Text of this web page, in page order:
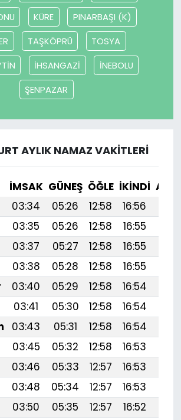
KÜRE
PINARBAŞI (K)
TAŞKÖPRÜ
TOSYA
İHSANGAZİ
İNEBOLU
ŞENPAZAR
AYLIK NAMAZ VAKITLERI
İMSAK GÜNEŞ ÖĞLE İKINDI
03:34 05:26 12:58 16:56
03:35 05:26 12:58 16:55
03:37 05:27 12:58 16:55
03:38 05:28 12:58 16:55
03:40 05:29 12:58 16:54
03:41 05:30 12:58 16:54
03:43 05:31 12:58 16:54
03:45 05:32 12:58 16:53
03:46 05:33 12:57 16:53
03:48 05:34 12:57 16:53
03:50 05:35 12:57 16:52